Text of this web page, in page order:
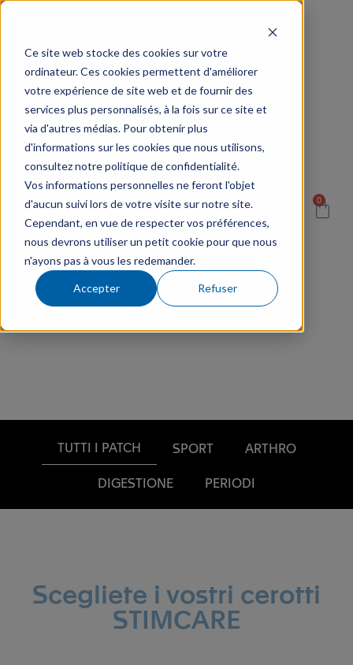
Ce site web stocke des cookies sur votre
ordinateur. Ces cookies permettent d'améliorer
votre expérience de site web et de fournir des
services plus personnalisés, à la fois sur ce site et
via d'autres médias. Pour obtenir plus
d'informations sur les cookies que nous utilisons,
consultez notre politique de confidentialité.
Vos informations personnelles ne feront l'objet
d'aucun suivi lors de votre visite sur notre site.
Cependant, en vue de respecter vos préférences,
nous devrons utiliser un petit cookie pour que nous
n'ayons pas à vous les redemander.
Accepter Refuser
0
TUTTI I PATCH SPORT ARTHRO
DIGESTIONE PERIODI
Scegliete i vostri cerotti
STIMCARE